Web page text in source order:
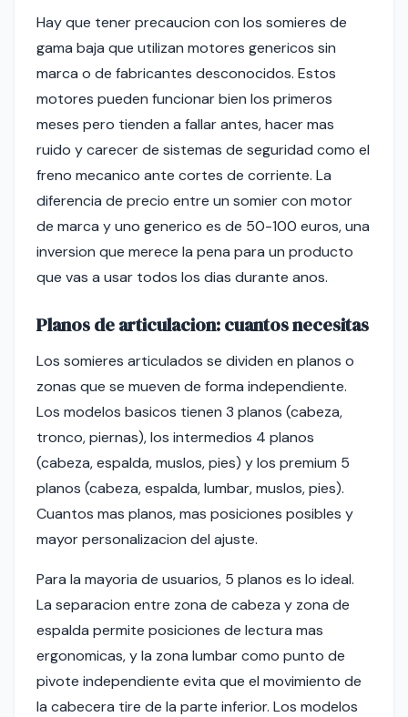
Hay que tener precaucion con los somieres de
gama baja que utilizan motores genericos sin
marca o de fabricantes desconocidos. Estos
motores pueden funcionar bien los primeros
meses pero tienden a fallar antes, hacer mas
ruido y carecer de sistemas de seguridad como el
freno mecanico ante cortes de corriente. La
diferencia de precio entre un somier con motor
de marca y uno generico es de 50-100 euros, una
inversion que merece la pena para un producto
que vas a usar todos los dias durante anos.
Planos de articulacion: cuantos necesitas
Los somieres articulados se dividen en planos o
zonas que se mueven de forma independiente.
Los modelos basicos tienen 3 planos (cabeza,
tronco, piernas), los intermedios 4 planos
(cabeza, espalda, muslos, pies) y los premium 5
planos (cabeza, espalda, lumbar, muslos, pies).
Cuantos mas planos, mas posiciones posibles y
mayor personalizacion del ajuste.
Para la mayoria de usuarios, 5 planos es lo ideal.
La separacion entre zona de cabeza y zona de
espalda permite posiciones de lectura mas
ergonomicas, y la zona lumbar como punto de
pivote independiente evita que el movimiento de
la cabecera tire de la parte inferior. Los modelos